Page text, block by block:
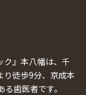
ク』本八幡は、千
り徒歩9分、京成本
歯医者です。